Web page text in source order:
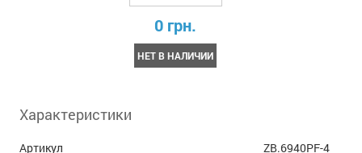
0 грн.
НЕТ В НАЛИЧИИ
Характеристики
Артикул
ZB.6940PF-4